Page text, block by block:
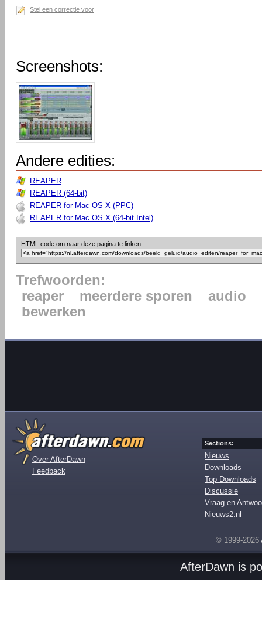
Stel een correctie voor
Screenshots:
Andere edities:
REAPER
REAPER (64-bit)
REAPER for Mac OS X (PPC)
REAPER for Mac OS X (64-bit Intel)
HTML code om naar deze pagina te linken:
Trefwoorden:
reaper
meerdere sporen
audio
bewerken
Over AfterDawn
Feedback
Sections:
Nieuws
Downloads
Top Downloads
Discussie
Vraag en
Nieuws2.nl
© 1999-2026
AfterDawn is